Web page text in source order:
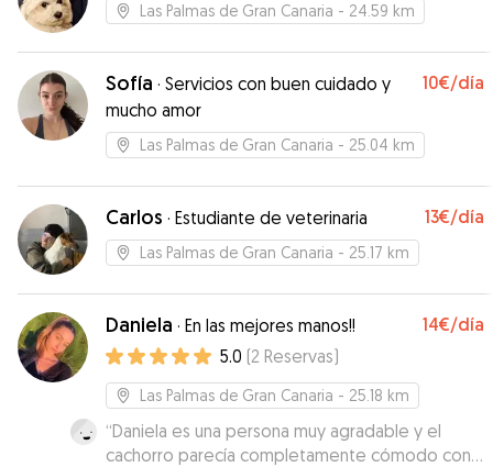
contenta y sé a quien voy a llamar si tengo que
alguien o, simplemente, para un paseo con
amiguetes. Muy contenta con Jennifer.
Las Palmas de Gran Canaria - 24.59 km
Sofía · Servicios con buen cuidado y
mucho amor
10€/día
Las Palmas de Gran Canaria - 25.04 km
Carlos · Estudiante de veterinaria 13€/día
Las Palmas de Gran Canaria - 25.17 km
Daniela · En las mejores manos!! 14€/día
5.0 (2 Reservas)
Las Palmas de Gran Canaria - 25.18 km
“Daniela es una persona muy agradable y el
cachorro parecía completamente cómodo con